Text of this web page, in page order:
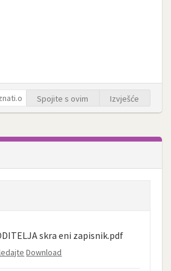
Spojite s ovim Izvješće
skra eni zapisnik.pdf
Download